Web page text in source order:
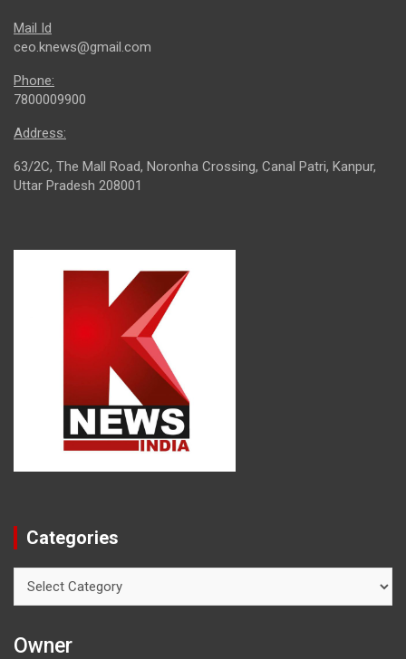
Mail Id
ceo.knews@gmail.com
Phone:
7800009900
Address:
63/2C, The Mall Road, Noronha Crossing, Canal Patri, Kanpur,
Uttar Pradesh 208001
Categories
Owner